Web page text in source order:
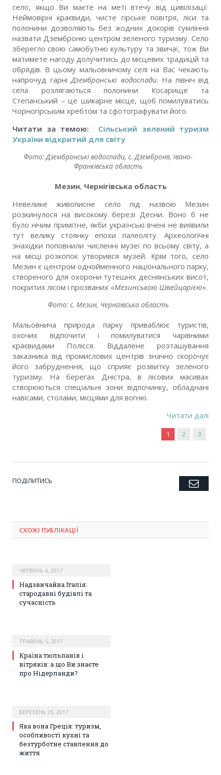
село, якщо Ви маєте на меті втечу від цивілізації.
Неймовірні краєвиди, чисте гірське повітря, ліси та
полонини дозволяють без жодних докорів сумління
назвати Дземброню центром зеленого туризму. Село
зберегло свою самобутню культуру та звичаї, тож Ви
матимете нагоду долучитись до місцевих традицій та
обрядів. В цьому мальовничому селі на Вас чекають
напрочуд гарніДзембронські водоспади. На північ від
села розлягаються полонини Косарище та
Степанський – це шикарне місце, щоб помилуватись
Чорногірським хребтом та сфотографувати його.
Читати за темою: Сільський зелений туризм
України відкритий для світу
Фото: Дзембронські водоспади, с. Дземброня, Івано-
Франківська область
Мезин, Чернігівська область
Невелике живописне село під назвою Мезин
розкинулося на високому березі Десни. Воно б не
було нічим примітне, якби українські вчені не виявили
тут велику стоянку епохи палеоліту. Археологічні
знахідки поповнили численні музеї по всьому світу, а
на місці розкопок утворився музей. Крім того, село
Мезин є центром однойменного національного парку,
створеного для охорони тутешніх деснянських висот,
покритих лісом і прозваних «Мезинською Швейцарією».
Фото: с. Мезин, Чернігівська область
Мальовнича природа парку приваблює туристів,
охочих відпочити і помилуватися чарівними
краєвидами Полісся. Віддалене розташування
заказника від промислових центрів значно скорочує
його забруднення, що сприяє розвитку зеленого
туризму. На берегах Дністра, в лісових масивах
створюються спеціальні зони відпочинку, обладнані
навісами, столами, місцями для вогню.
Читати далі
1 2 3
ПОДІЛИТИСЬ Twitter
Facebook
Google+
Pinterest
LinkedIn
Tumblr
СХОЖІ ПУБЛІКАЦІЇ
ЧЕРВЕНЬ 6, 2017
Надзвичайна Італія:
стародавні будівлі та
сучасність
ТРАВЕНЬ 5, 2017
Країна тюльпанів і
вітряків: а що Ви знаєте
про Нідерланди?
БЕРЕЗЕНЬ 25, 2017
Яка вона Греція: туризм,
особливості кухні та
безтурботне ставлення до
життя